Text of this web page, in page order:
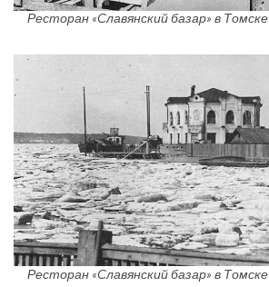
Ресторан «Славянский базар» в Томске
Ресторан «Славянский базар» в Томске